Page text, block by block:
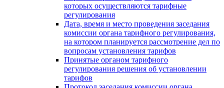
которых осуществляются тарифные
регулирования
Дата, время и место проведения заседания
комиссии органа тарифного регулирования,
на котором планируется рассмотрение дел по
вопросам установления тарифов
Принятые органом тарифного
регулирования решения об установлении
тарифов